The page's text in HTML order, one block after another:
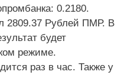
0.2180.
2809.37 Рублей ПМР. В
будет
режиме.
раз в час. Также у